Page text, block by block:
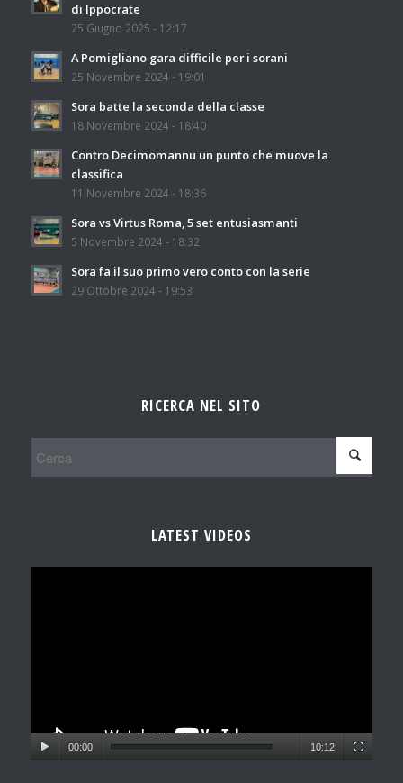
di Ippocrate
25 Giugno 2025 - 12:17
A Pomigliano gara difficile per i sorani
25 Novembre 2024 - 19:01
Sora batte la seconda della classe
18 Novembre 2024 - 18:40
Contro Decimomannu un punto che muove la
classifica
11 Novembre 2024 - 18:36
Sora vs Virtus Roma, 5 set entusiasmanti
5 Novembre 2024 - 18:32
Sora fa il suo primo vero conto con la serie
29 Ottobre 2024 - 19:53
RICERCA NEL SITO
LATEST VIDEOS
00:00 10:12